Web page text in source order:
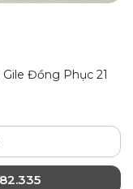
Gile Đồng Phục 21